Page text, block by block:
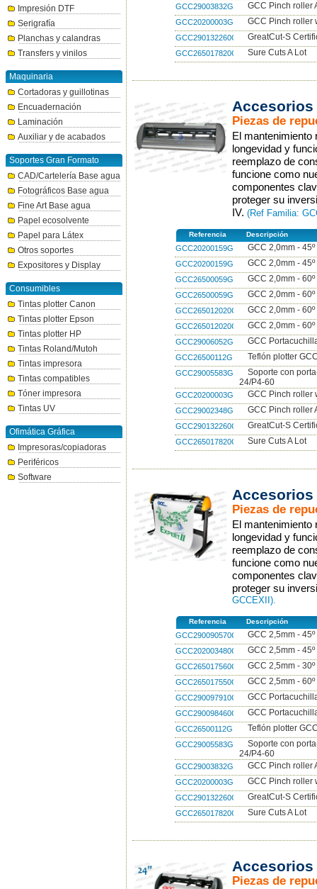
Impresión DTF
Serigrafía
Planchas y calandras
Transfers y vinilos
Maquinaria
Cortadoras y guillotinas
Encuadernación
Laminación
Auxiliar y de acabados
Soportes Gran Formato
CAD/Cartelería Base agua
Fotográficos Base agua
Fine Art Base agua
Papel ecosolvente
Papel para Látex
Otros soportes
Expositores y Display
Consumibles
Tintas plotter Canon
Tintas plotter Epson
Tintas plotter HP
Tintas Roland/Mutoh
Tintas impresora
Tintas compatibles
Tóner impresora
Tintas UV
Ofimática Gráfica
Impresoras/copiadoras
Periféricos
Software
GCC29003832G GCC Pinch roller
GCC20200003G GCC Pinch roller
GCC290132260G GreatCut-S
GCC265017820G Sure Cuts A Lot
Accesorios
Piezas de
El mantenimiento
longevidad y
reemplazo de
funcione como
componentes
proteger su
IV. (Ref Familia:
Referencia Descripción
GCC20200159G GCC 2,0mm -
GCC20200159G5 GCC 2,0mm -
GCC26500059G GCC 2,0mm -
GCC26500059G3 GCC 2,0mm -
GCC265012020G GCC 2,0mm -
GCC265012020G3 GCC 2,0mm -
GCC29006052G GCC
GCC26500112G Teflón plotter
GCC29005583G
Soporte con
24/P4-60
GCC20200003G GCC Pinch roller
GCC29002348G GCC Pinch roller
GCC290132260G GreatCut-S
GCC265017820G Sure Cuts A Lot
Accesorios
Piezas de
El mantenimiento
longevidad y
reemplazo de
funcione como
componentes
proteger su
GCCEXII).
Referencia Descripción
GCC290090570G GCC 2,5mm -
GCC202003480G GCC 2,5mm -
GCC265017560G GCC 2,5mm -
GCC265017550G GCC 2,5mm -
GCC290097910G GCC
GCC290098460G GCC
GCC26500112G Teflón plotter
GCC29005583G
Soporte con
24/P4-60
GCC29003832G GCC Pinch roller
GCC20200003G GCC Pinch roller
GCC290132260G GreatCut-S
GCC265017820G Sure Cuts A Lot
Accesorios
Piezas de